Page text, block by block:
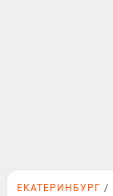
ЕКАТЕРИНБУРГ